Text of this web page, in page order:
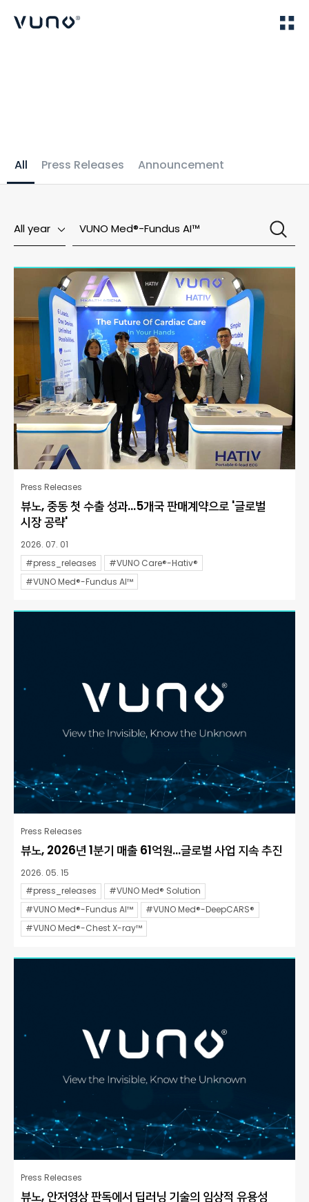
All Press Releases Announcement
All year
Press Releases
뷰노, 중동 첫 수출 성과…5개국 판매계약으로 '글로벌
시장 공략'
2026. 07. 01
#press_releases
#VUNO Care®-Hativ®
#VUNO Med®-Fundus AI™
Press Releases
뷰노, 2026년 1분기 매출 61억원…글로벌 사업 지속 추진
2026. 05. 15
#press_releases
#VUNO Med® Solution
#VUNO Med®-Fundus AI™
#VUNO Med®-DeepCARS®
#VUNO Med®-Chest X-ray™
Press Releases
뷰노, 안저영상 판독에서 딥러닝 기술의 임상적 유용성